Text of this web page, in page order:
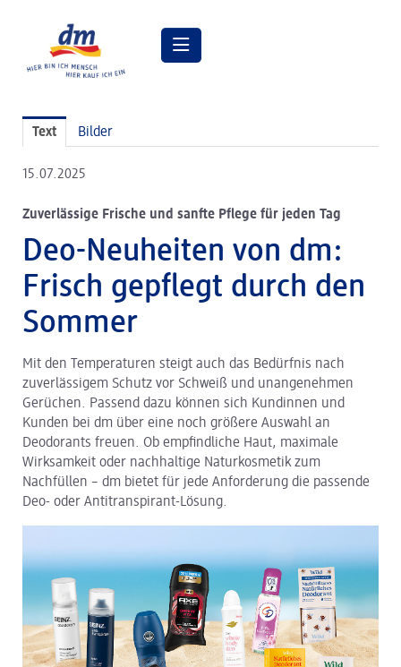
Pressebilder
dm Geschäftsführung
dm Markt
dm friseurstudio
dm kosmetikstudio
Verantwortung
Lehre bei dm
Arbeiten bei dm
dm Logistik
dm Online Shop
Pressekontakt
ACTIVE BEAUTY
Text Bilder
15.07.2025
Zuverlässige Frische und sanfte Pflege für jeden Tag
Deo-Neuheiten von dm:
Frisch gepflegt durch den
Sommer
Mit den Temperaturen steigt auch das Bedürfnis nach
zuverlässigem Schutz vor Schweiß und unangenehmen
Gerüchen. Passend dazu können sich Kundinnen und
Kunden bei dm über eine noch größere Auswahl an
Deodorants freuen. Ob empfindliche Haut, maximale
Wirksamkeit oder nachhaltige Naturkosmetik zum
Nachfüllen – dm bietet für jede Anforderung die passende
Deo- oder Antitranspirant-Lösung.